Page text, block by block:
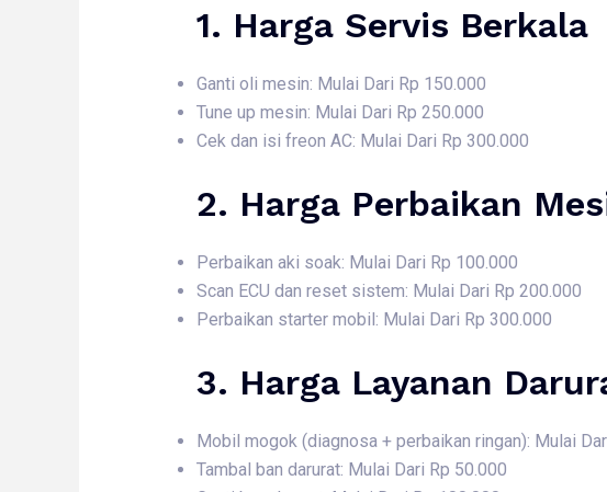
1. Harga Servis Berkala
Ganti oli mesin: Mulai Dari Rp 150.000
Tune up mesin: Mulai Dari Rp 250.000
Cek dan isi freon AC: Mulai Dari Rp 300.000
2. Harga Perbaikan
Perbaikan aki soak: Mulai Dari Rp 100.000
Scan ECU dan reset sistem: Mulai Dari Rp 200.000
Perbaikan starter mobil: Mulai Dari Rp 300.000
3. Harga Layanan
Mobil mogok (diagnosa + perbaikan ringan): Mulai
Tambal ban darurat: Mulai Dari Rp 50.000